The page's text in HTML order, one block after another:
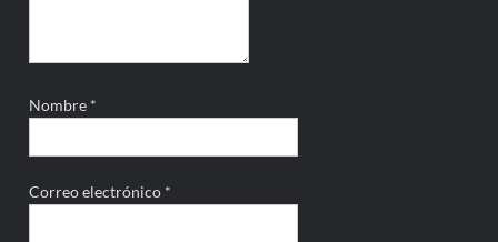
Nombre *
Correo electrónico *